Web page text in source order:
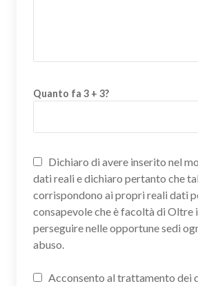
Quanto fa 3 + 3?
Dichiaro di avere inserito nel
dati reali e dichiaro pertanto che
corrispondono ai propri reali dati
consapevole che è facoltà di Oltre
perseguire nelle opportune sedi
abuso.
Acconsento al trattamento dei